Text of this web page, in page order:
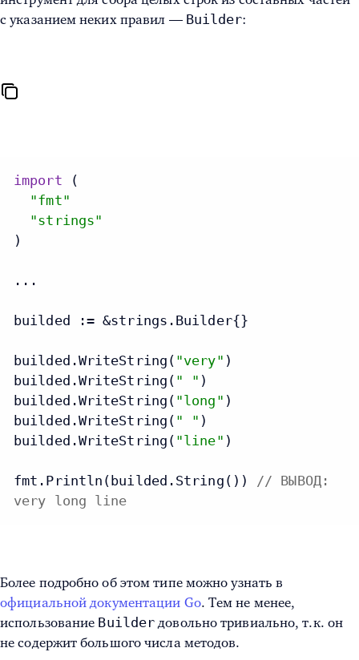
с указанием неких правил — Builder:
import (
"fmt"
"strings"
)
...
builded := &strings.Builder{}
builded.WriteString( "very" )
builded.WriteString( " " )
builded.WriteString( "long" )
builded.WriteString( " " )
builded.WriteString( "line" )
fmt.Println(builded.String()) // ВЫВОД:
very long line
Более подробно об этом типе можно узнать в
официальной документации Go. Тем не менее,
использование Builderдовольно тривиально, т.к. он
не содержит большого числа методов.